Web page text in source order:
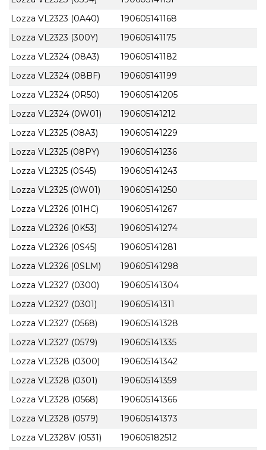
Lozza VL2323 (0A40)
190605141168
Lozza VL2323 (300Y)
190605141175
Lozza VL2324 (08A3)
190605141182
Lozza VL2324 (08BF)
190605141199
Lozza VL2324 (0R50)
190605141205
Lozza VL2324 (0W01)
190605141212
Lozza VL2325 (08A3)
190605141229
Lozza VL2325 (08PY)
190605141236
Lozza VL2325 (0S45)
190605141243
Lozza VL2325 (0W01)
190605141250
Lozza VL2326 (01HC)
190605141267
Lozza VL2326 (0K53)
190605141274
Lozza VL2326 (0S45)
190605141281
Lozza VL2326 (0SLM)
190605141298
Lozza VL2327 (0300)
190605141304
Lozza VL2327 (0301)
190605141311
Lozza VL2327 (0568)
190605141328
Lozza VL2327 (0579)
190605141335
Lozza VL2328 (0300)
190605141342
Lozza VL2328 (0301)
190605141359
Lozza VL2328 (0568)
190605141366
Lozza VL2328 (0579)
190605141373
Lozza VL2328V (0531)
190605182512